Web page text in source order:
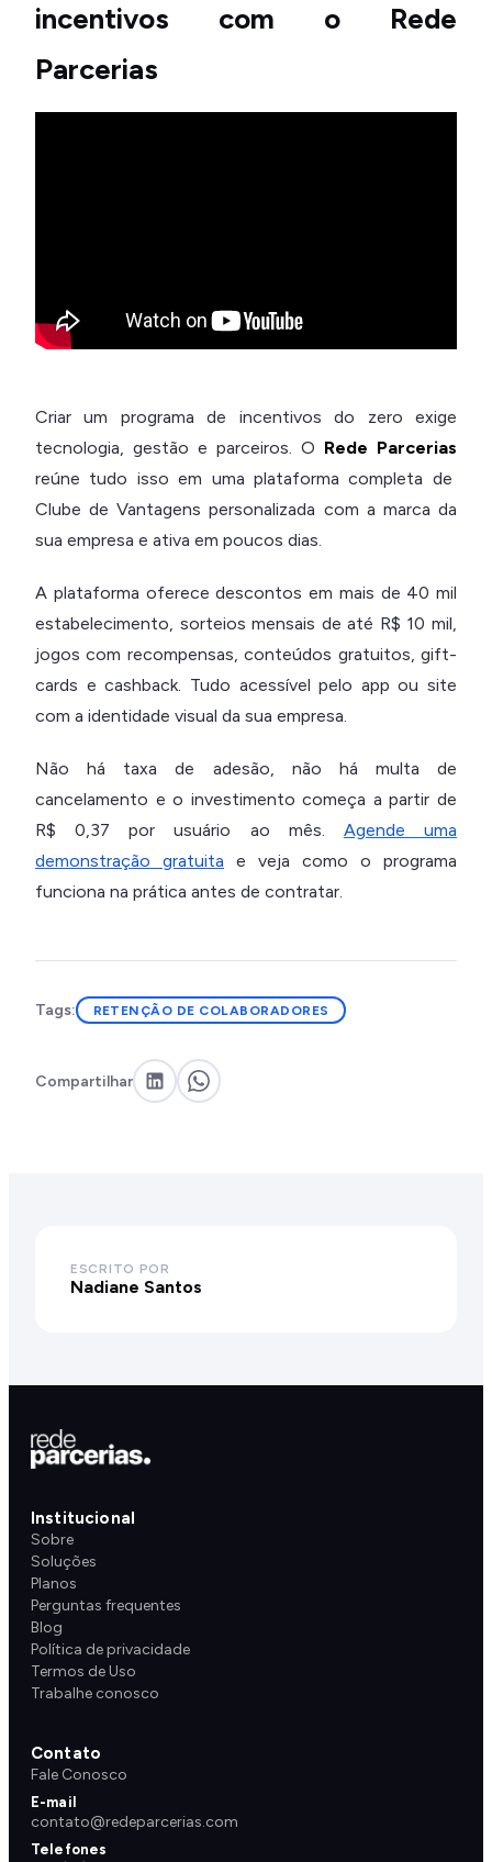
incentivos com o Rede
Parcerias
Criar um programa de incentivos do zero exige
tecnologia, gestão e parceiros. O Rede Parcerias
reúne tudo isso em uma plataforma completa de
Clube de Vantagens personalizada com a marca da
sua empresa e ativa em poucos dias.
A plataforma oferece descontos em mais de 40 mil
estabelecimento, sorteios mensais de até R$ 10 mil,
jogos com recompensas, conteúdos gratuitos, gift-
cards e cashback. Tudo acessível pelo app ou site
com a identidade visual da sua empresa.
Não há taxa de adesão, não há multa de
cancelamento e o investimento começa a partir de
R$ 0,37 por usuário ao mês.
Agende uma
demonstração gratuita e veja como o programa
funciona na prática antes de contratar.
Tags: RETENÇÃO DE COLABORADORES
Compartilhar
ESCRITO POR
Nadiane Santos
Institucional
Sobre
Soluções
Planos
Perguntas frequentes
Blog
Política de privacidade
Termos de Uso
Trabalhe conosco
Contato
Fale Conosco
E-mail
contato@redeparcerias.com
Telefones